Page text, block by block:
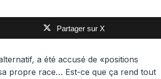
Partager sur X
a été accusé de «positions
propre race… Est-ce que ça rend tout